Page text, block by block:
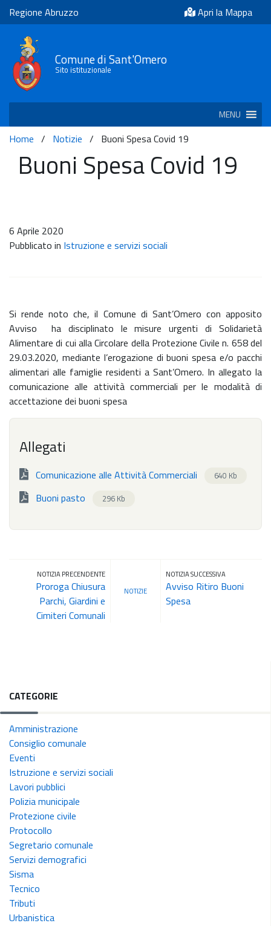
Regione Abruzzo Apri la Mappa
Comune di Sant'Omero
Sito istituzionale
MENU
Home / Notizie / Buoni Spesa Covid 19
Buoni Spesa Covid 19
6 Aprile 2020
Pubblicato in Istruzione e servizi sociali
Si rende noto che, il Comune di Sant’Omero con apposito
Avviso ha disciplinato le misure urgenti di Solidarietà
Alimentare di cui alla Circolare della Protezione Civile n. 658 del
29.03.2020, mediante l’erogazione di buoni spesa e/o pacchi
alimentari alle famiglie residenti a Sant’Omero. In allegato la
comunicazione alle attività commerciali per le modalità di
accettazione dei buoni spesa
Allegati
Comunicazione alle Attività Commerciali 640 Kb
Buoni pasto 296 Kb
NOTIZIA PRECENDENTE
Proroga Chiusura
Parchi, Giardini e
Cimiteri Comunali
NOTIZIE
NOTIZIA SUCCESSIVA
Avviso Ritiro Buoni
Spesa
CATEGORIE
Amministrazione
Consiglio comunale
Eventi
Istruzione e servizi sociali
Lavori pubblici
Polizia municipale
Protezione civile
Protocollo
Segretario comunale
Servizi demografici
Sisma
Tecnico
Tributi
Urbanistica